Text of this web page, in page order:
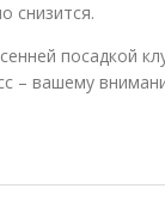
снизится.
посадкой
– вашему